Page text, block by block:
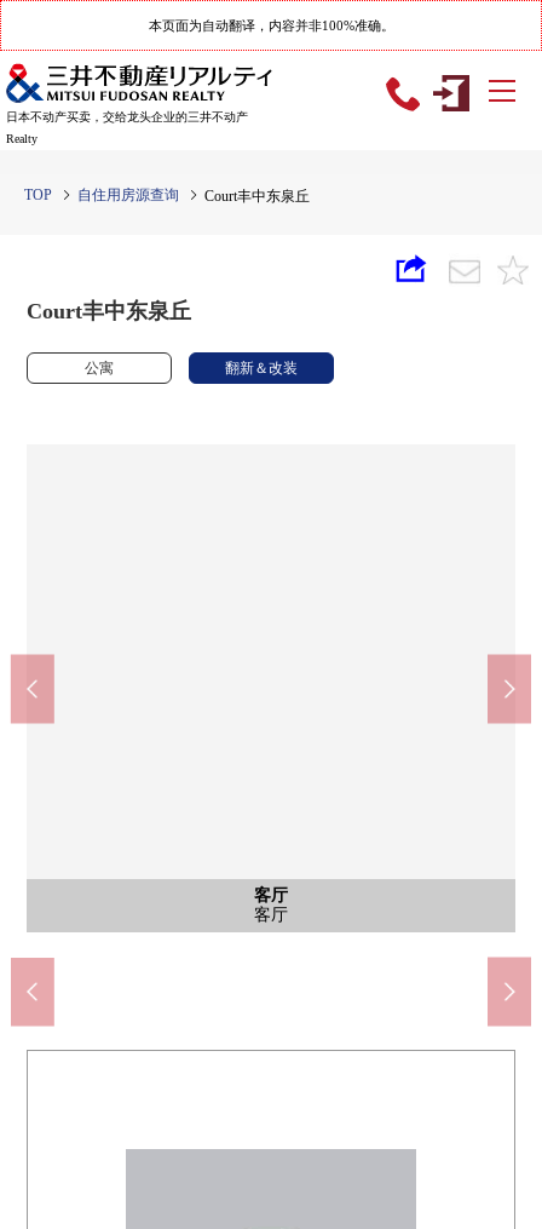
本页面为自动翻译，内容并非100%准确。
日本不动产买卖，交给龙头企业的三井不动产
Realty
TOP 自住用房源查询 Court丰中东泉丘
Court丰中东泉丘
公寓 翻新＆改装
客厅
客厅
客厅
客厅
厨房
厨房
厨房
厨房
厨房
公共汽车
公共汽车
西式房间
西式房间
西式房间
西式房间
西式房间
西式房间
洗脸
洗脸
洗脸
洗脸
厕所
厕所
收纳
鞋柜
外观
外观
停车场
停车场